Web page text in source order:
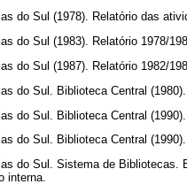
do Sul (1978). Relatório das
do Sul (1983). Relatório 1978/
do Sul (1987). Relatório 1982/
do Sul. Biblioteca Central
do Sul. Biblioteca Central
do Sul. Biblioteca Central
do Sul. Sistema de
interna.